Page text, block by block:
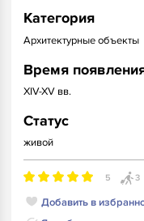
Категория
Архитектурные объекты
Время
XIV-XV вв.
Статус
живой
5 3
Добавить в